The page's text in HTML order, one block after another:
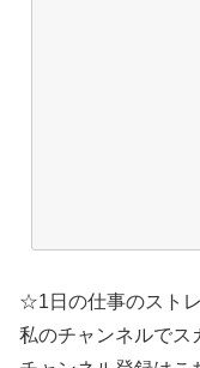
☆1日の仕事のスト
私のチャンネルで